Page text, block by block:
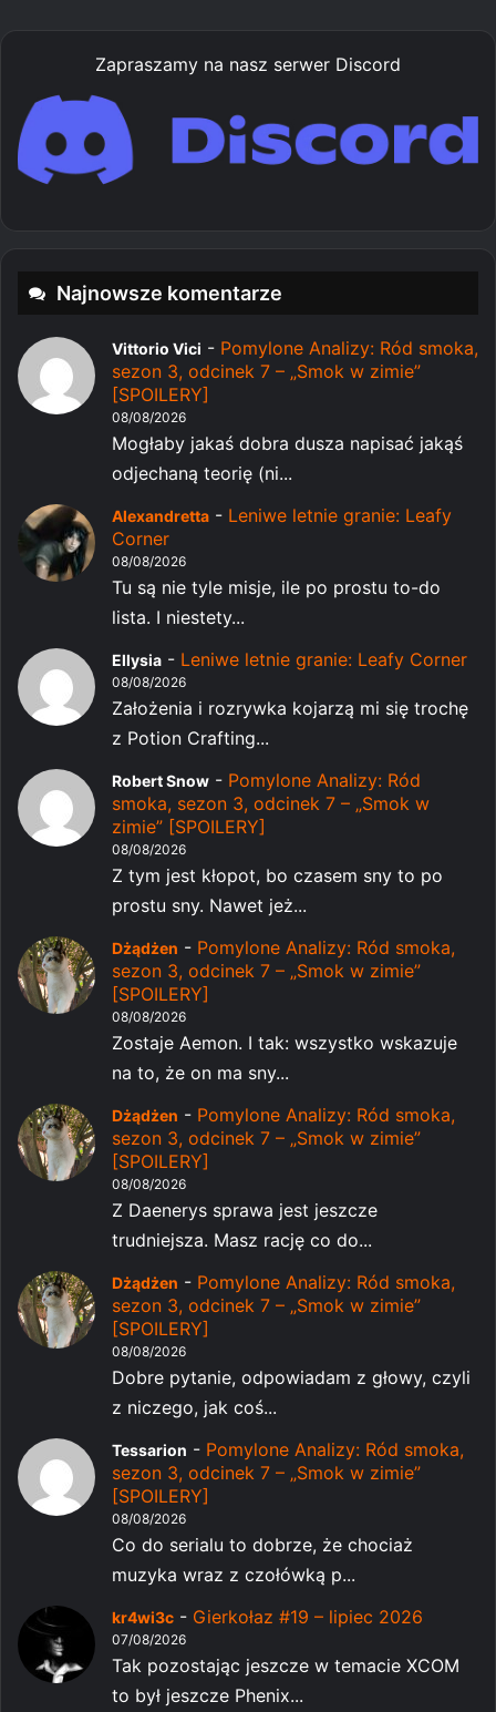
Zapraszamy na nasz serwer Discord
Najnowsze komentarze
Vittorio Vici - Pomylone Analizy: Ród smoka,
sezon 3, odcinek 7 – „Smok w zimie”
[SPOILERY]
08/08/2026
Mogłaby jakaś dobra dusza napisać jakąś
odjechaną teorię (ni...
Alexandretta - Leniwe letnie granie: Leafy
Corner
08/08/2026
Tu są nie tyle misje, ile po prostu to-do
lista. I niestety...
Ellysia - Leniwe letnie granie: Leafy Corner
08/08/2026
Założenia i rozrywka kojarzą mi się trochę
z Potion Crafting...
Robert Snow - Pomylone Analizy: Ród
smoka, sezon 3, odcinek 7 – „Smok w
zimie” [SPOILERY]
08/08/2026
Z tym jest kłopot, bo czasem sny to po
prostu sny. Nawet jeż...
Dżądżen - Pomylone Analizy: Ród smoka,
sezon 3, odcinek 7 – „Smok w zimie”
[SPOILERY]
08/08/2026
Zostaje Aemon. I tak: wszystko wskazuje
na to, że on ma sny...
Dżądżen - Pomylone Analizy: Ród smoka,
sezon 3, odcinek 7 – „Smok w zimie”
[SPOILERY]
08/08/2026
Z Daenerys sprawa jest jeszcze
trudniejsza. Masz rację co do...
Dżądżen - Pomylone Analizy: Ród smoka,
sezon 3, odcinek 7 – „Smok w zimie”
[SPOILERY]
08/08/2026
Dobre pytanie, odpowiadam z głowy, czyli
z niczego, jak coś...
Tessarion - Pomylone Analizy: Ród smoka,
sezon 3, odcinek 7 – „Smok w zimie”
[SPOILERY]
08/08/2026
Co do serialu to dobrze, że chociaż
muzyka wraz z czołówką p...
kr4wi3c - Gierkołaz #19 – lipiec 2026
07/08/2026
Tak pozostając jeszcze w temacie XCOM
to był jeszcze Phenix...